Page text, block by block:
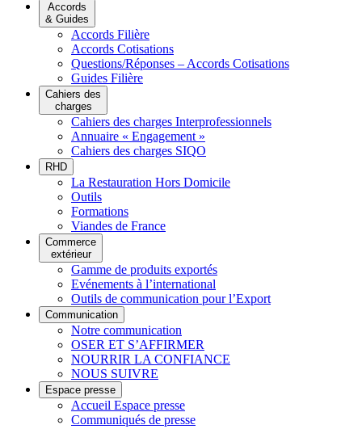
Accords
& Guides
Accords Filière
Accords Cotisations
Questions/Réponses – Accords Cotisations
Guides Filière
Cahiers des
charges
Cahiers des charges Interprofessionnels
Annuaire « Engagement »
Cahiers des charges SIQO
RHD
La Restauration Hors Domicile
Outils
Formations
Viandes de France
Commerce
extérieur
Gamme de produits exportés
Evénements à l’international
Outils de communication pour l’Export
Communication
Notre communication
OSER ET S’AFFIRMER
NOURRIR LA CONFIANCE
NOUS SUIVRE
Espace presse
Accueil Espace presse
Communiqués de presse